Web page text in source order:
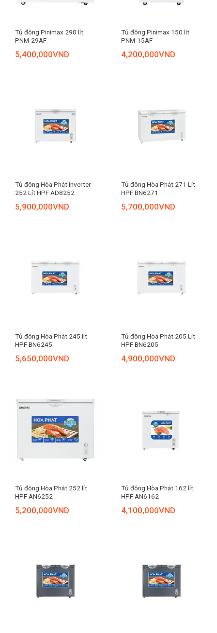
Tủ đông Pinimax 290 lít
PNM-29AF
5,400,000VND
Tủ đông Pinimax 150 lít
PNM-15AF
4,200,000VND
Tủ đông Hòa Phát Inverter
252 Lít HPF AD8252
5,900,000VND
Tủ đông Hòa Phát 271 Lít
HPF BN6271
5,700,000VND
Tủ đông Hòa Phát 245 lít
HPF BN6245
5,650,000VND
Tủ đông Hòa Phát 205 Lít
HPF BN6205
4,900,000VND
Tủ đông Hòa Phát 252 lít
HPF AN6252
5,200,000VND
Tủ đông Hòa Phát 162 lít
HPF AN6162
4,100,000VND